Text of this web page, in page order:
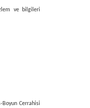
ve bilgileri
Cerrahisi